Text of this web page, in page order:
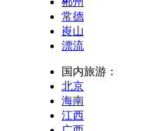
常德
崀山
漂流
国内旅游：
北京
海南
江西